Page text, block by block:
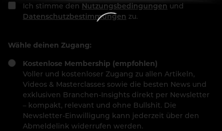
Ich stimme den Nutzungsbedingungen und
Datenschutzbestimmungen zu.
Wähle deinen Zugang:
Kostenlose Membership (empfohlen)
Voller und kostenloser Zugang zu allen Artikeln,
Videos & Masterclasses sowie die besten News und
exklusiven Branchen-Insights direkt per Newsletter
– kompakt, relevant und ohne Bullshit. Die
Newsletter-Einwilligung kann jederzeit über den
Abmeldelink widerrufen werden.